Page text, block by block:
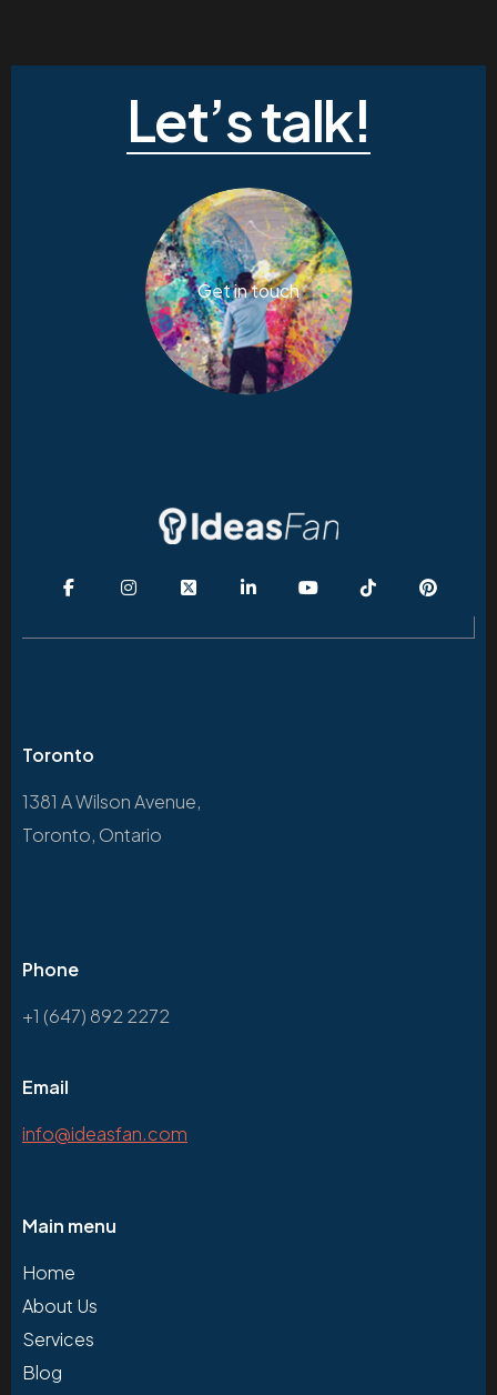
Let’s talk!
Get in touch
Toronto
1381 A Wilson Avenue,
Toronto, Ontario
Phone
+1 (647) 892 2272
Email
info@ideasfan.com
Main menu
Home
About Us
Services
Blog